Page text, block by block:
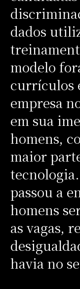
dados
modelo
currículos
empresa
em sua
homens,
maior
passou a
homens
as vagas,
havia no